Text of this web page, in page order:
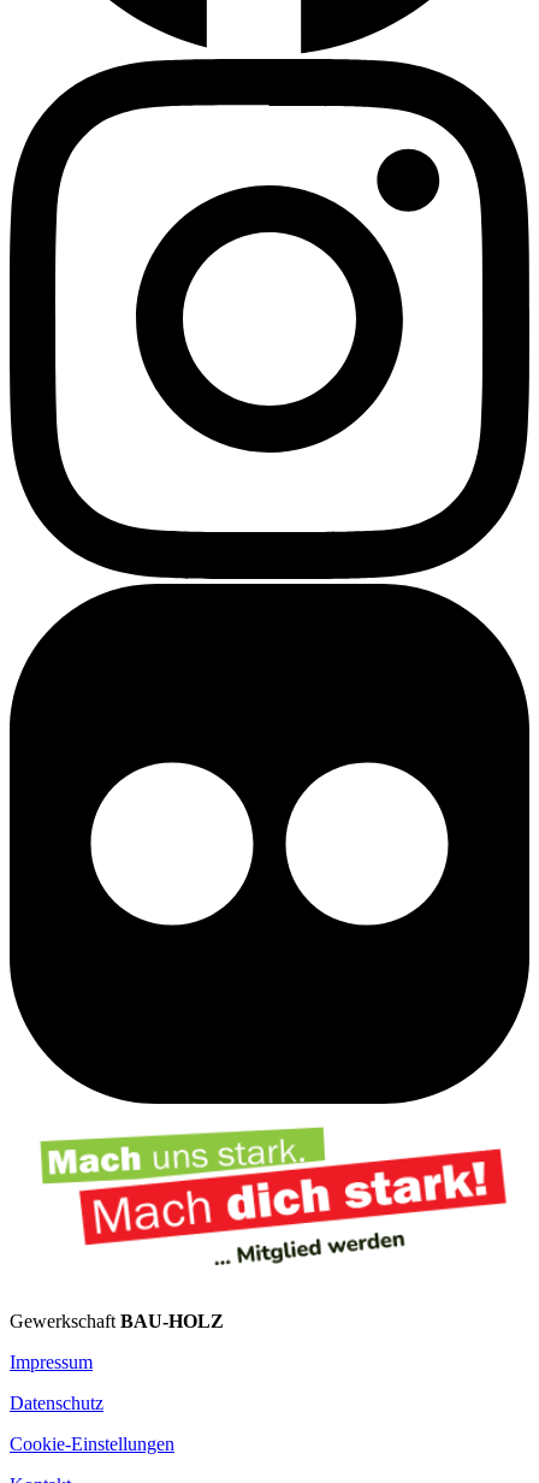
Gewerkschaft BAU-HOLZ
Impressum
Datenschutz
Cookie-Einstellungen